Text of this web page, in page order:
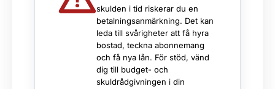
skulden i tid riskerar du en
betalningsanmärkning. Det kan
leda till svårigheter att få hyra
bostad, teckna abonnemang
och få nya lån. För stöd, vänd
dig till budget- och
skuldrådgivningen i din